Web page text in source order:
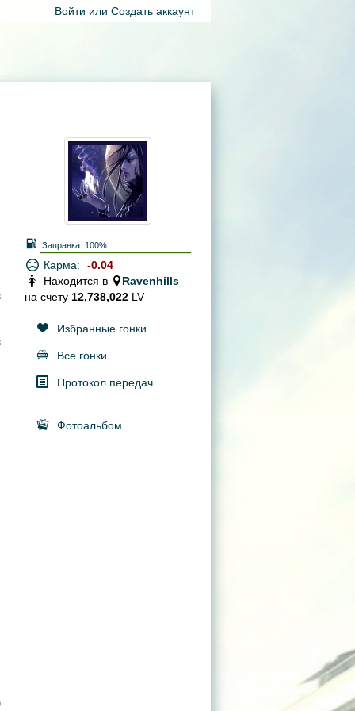
Войти или Создать аккаунт
Заправка: 100%
Карма:
-0.04
Находится в
Ravenhills
на счету 12,738,022 LV
Избранные гонки
Все гонки
Протокол передач
Фотоальбом